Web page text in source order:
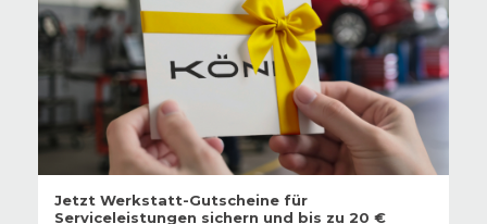
Jetzt Werkstatt-Gutscheine für
Serviceleistungen sichern und bis zu 20 €